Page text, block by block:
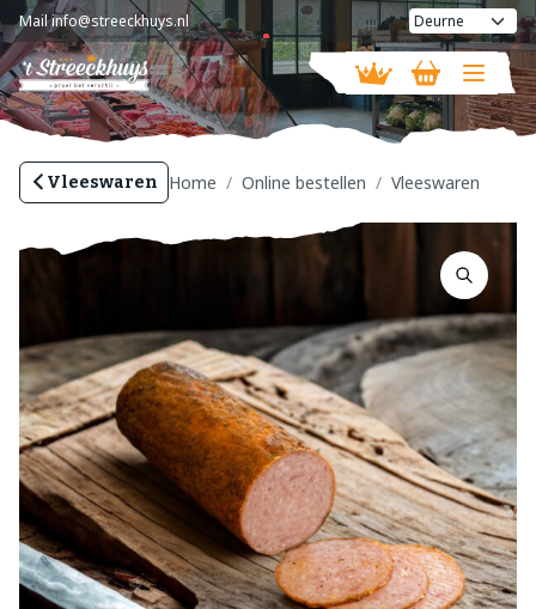
Mailinfo@streeckhuys.nl
Vandaag geopend van08:30 - 18:00
Vleeswaren Home Online bestellen Vleeswaren